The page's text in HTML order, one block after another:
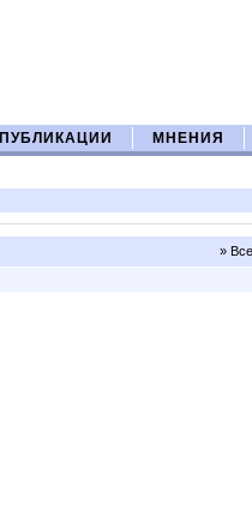
ПУБЛИКАЦИИ МНЕНИЯ
»